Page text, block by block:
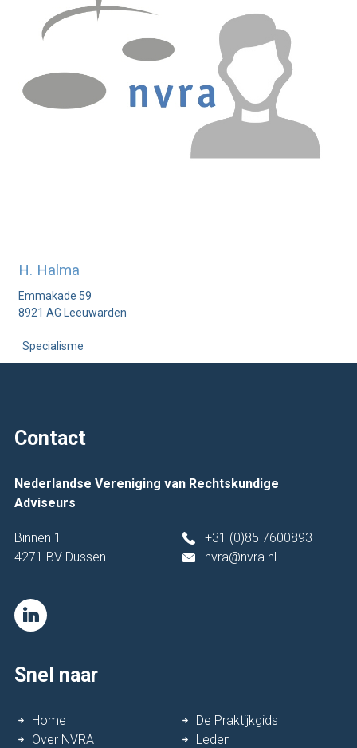
H. Halma
Emmakade 59
8921 AG Leeuwarden
Specialisme
Contact
Nederlandse Vereniging van Rechtskundige
Adviseurs
Binnen 1
4271 BV Dussen
+31 (0)85 7600893
nvra@nvra.nl
Snel naar
Home
Over NVRA
De Praktijkgids
Leden